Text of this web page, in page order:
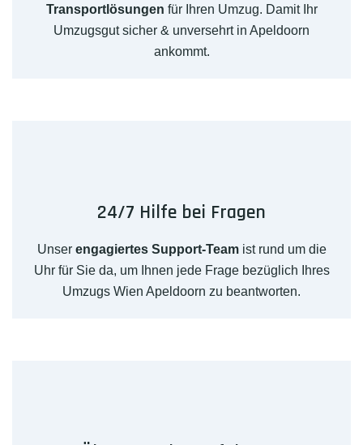
Transportlösungen für Ihren Umzug. Damit Ihr
Umzugsgut sicher & unversehrt in Apeldoorn
ankommt.
24/7 Hilfe bei Fragen
Unser engagiertes Support-Teamist rund um die
Uhr für Sie da, um Ihnen jede Frage bezüglich Ihres
Umzugs Wien Apeldoorn zu beantworten.